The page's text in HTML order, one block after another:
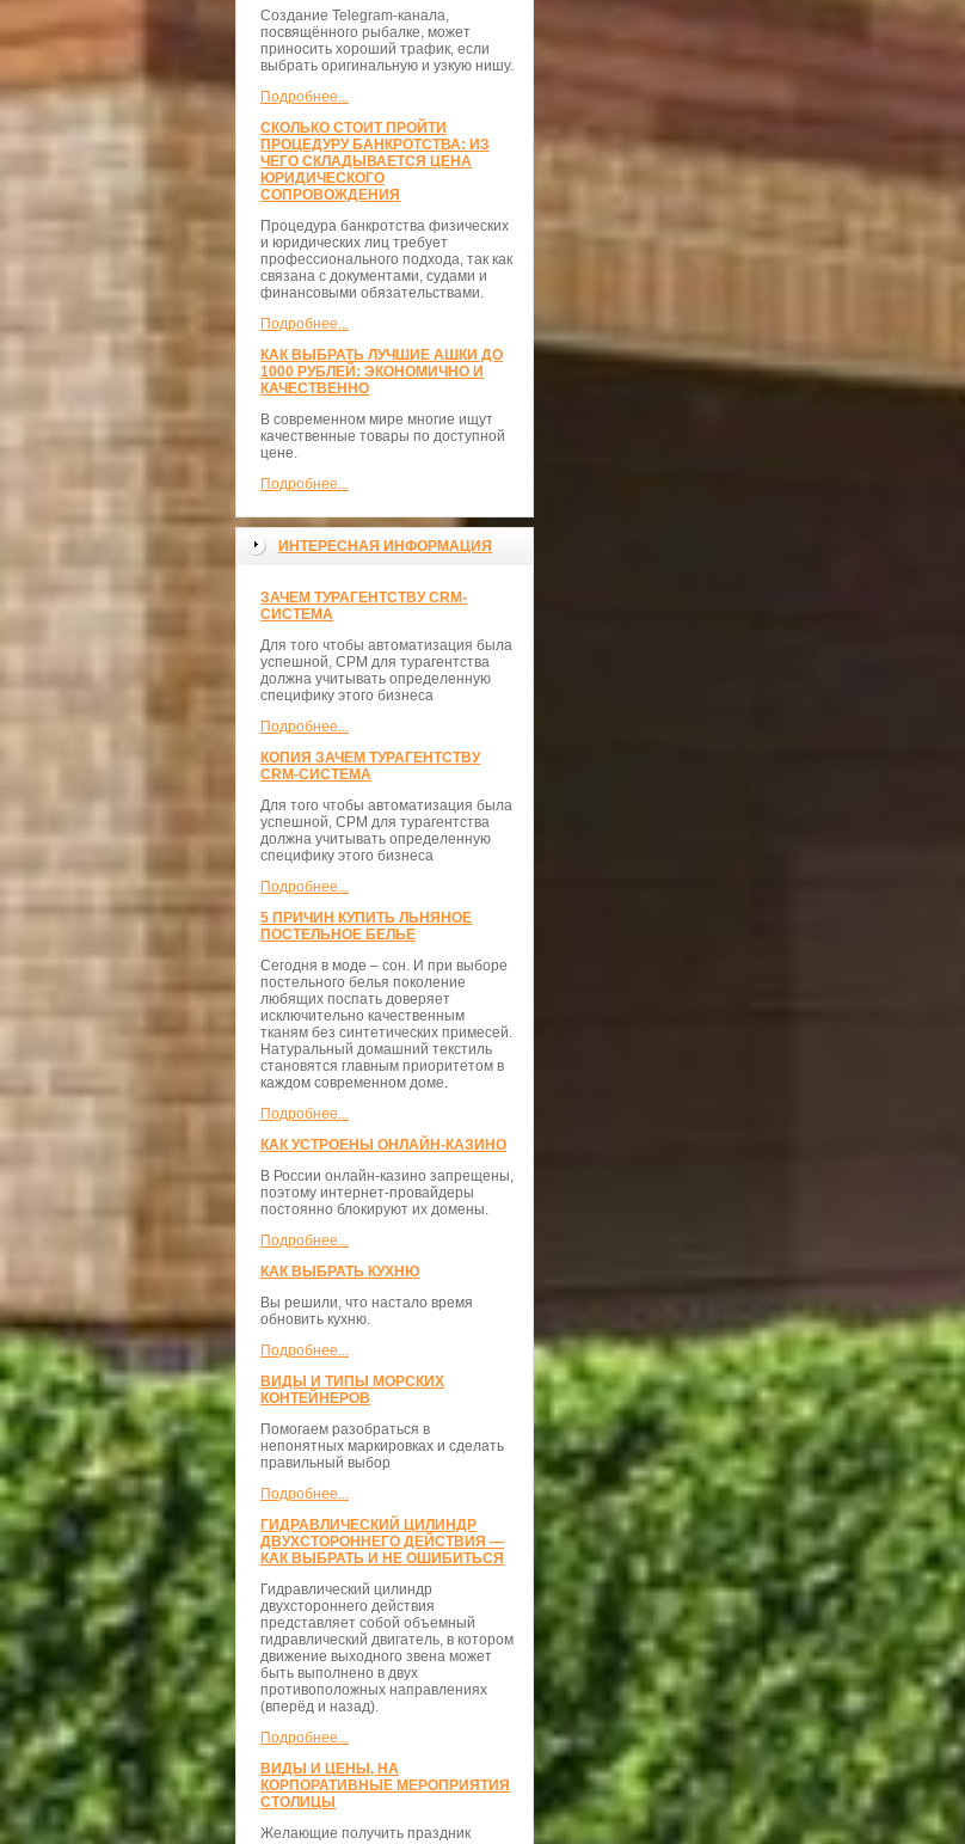
Создание Telegram-канала,
посвящённого рыбалке, может
приносить хороший трафик, если
выбрать оригинальную и узкую нишу.
Подробнее...
СКОЛЬКО СТОИТ ПРОЙТИ
ПРОЦЕДУРУ БАНКРОТСТВА: ИЗ
ЧЕГО СКЛАДЫВАЕТСЯ ЦЕНА
ЮРИДИЧЕСКОГО
СОПРОВОЖДЕНИЯ
Процедура банкротства физических
и юридических лиц требует
профессионального подхода, так как
связана с документами, судами и
финансовыми обязательствами.
Подробнее...
КАК ВЫБРАТЬ ЛУЧШИЕ АШКИ ДО
1000 РУБЛЕЙ: ЭКОНОМИЧНО И
КАЧЕСТВЕННО
В современном мире многие ищут
качественные товары по доступной
цене.
Подробнее...
ИНТЕРЕСНАЯ ИНФОРМАЦИЯ
ЗАЧЕМ ТУРАГЕНТСТВУ CRM-
СИСТЕМА
Для того чтобы автоматизация была
успешной, СРМ для турагентства
должна учитывать определенную
специфику этого бизнеса
Подробнее...
КОПИЯ ЗАЧЕМ ТУРАГЕНТСТВУ
CRM-СИСТЕМА
Для того чтобы автоматизация была
успешной, СРМ для турагентства
должна учитывать определенную
специфику этого бизнеса
Подробнее...
5 ПРИЧИН КУПИТЬ ЛЬНЯНОЕ
ПОСТЕЛЬНОЕ БЕЛЬЕ
Сегодня в моде – сон. И при выборе
постельного белья поколение
любящих поспать доверяет
исключительно качественным
тканям без синтетических примесей.
Натуральный домашний текстиль
становятся главным приоритетом в
каждом современном доме.
Подробнее...
КАК УСТРОЕНЫ ОНЛАЙН-КАЗИНО
В России онлайн-казино запрещены,
поэтому интернет-провайдеры
постоянно блокируют их домены.
Подробнее...
КАК ВЫБРАТЬ КУХНЮ
Вы решили, что настало время
обновить кухню.
Подробнее...
ВИДЫ И ТИПЫ МОРСКИХ
КОНТЕЙНЕРОВ
Помогаем разобраться в
непонятных маркировках и сделать
правильный выбор
Подробнее...
ГИДРАВЛИЧЕСКИЙ ЦИЛИНДР
ДВУХСТОРОННЕГО ДЕЙСТВИЯ —
КАК ВЫБРАТЬ И НЕ ОШИБИТЬСЯ
Гидравлический цилиндр
двухстороннего действия
представляет собой объемный
гидравлический двигатель, в котором
движение выходного звена может
быть выполнено в двух
противоположных направлениях
(вперёд и назад).
Подробнее...
ВИДЫ И ЦЕНЫ, НА
КОРПОРАТИВНЫЕ МЕРОПРИЯТИЯ
СТОЛИЦЫ
Желающие получить праздник